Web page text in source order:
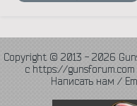
Copyright © 2013 - 2026
с https://gunsforum.com
Написать нам /